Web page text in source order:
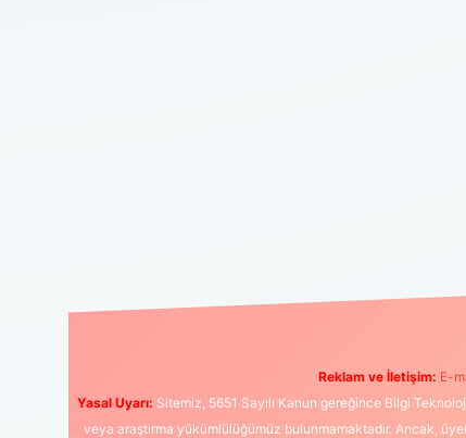
Reklam ve İletişim: E-
Yasal Uyarı: Sitemiz, 5651 Sayılı Kanun gereğince Bilgi
veya araştırma yükümlülüğümüz bulunmamaktadır. Ancak,